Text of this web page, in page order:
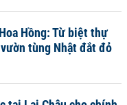
Hồng: Từ biệt thự
tùng Nhật đắt đỏ